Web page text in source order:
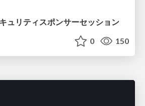
ュリティスポンサーセッション
0 150